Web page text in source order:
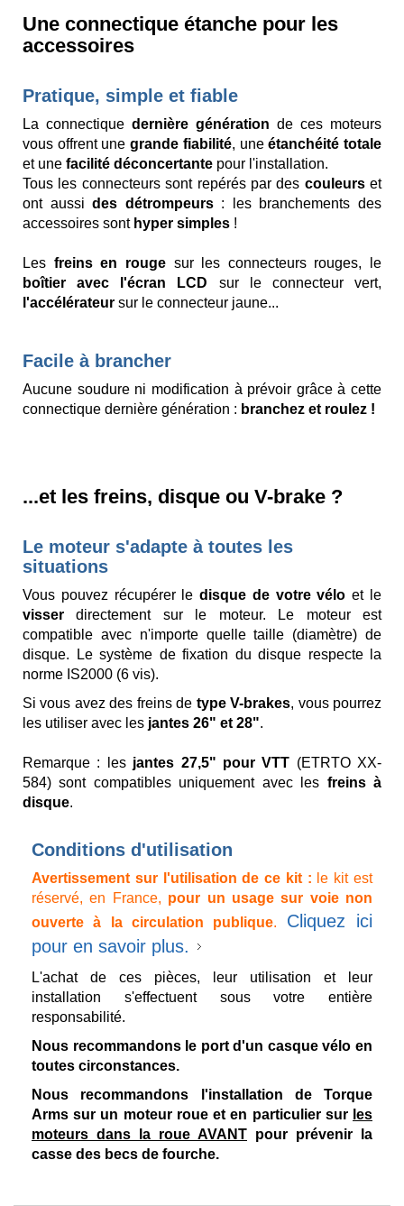
Une connectique étanche pour les
accessoires
Pratique, simple et fiable
La connectique dernière génération de ces moteurs
vous offrent unegrande fiabilité, uneétanchéité totale
et une facilité déconcertante pour l'installation.
Tous les connecteurs sont repérés par des couleurset
ont aussides détrompeurs: les branchements des
accessoires sont hyper simples !
Les freins en rougesur les connecteurs rouges, le
boîtier avec l'écran LCD sur le connecteur vert,
l'accélérateur sur le connecteur jaune...
Facile à brancher
Aucune soudure ni modification à prévoir grâce à cette
connectique dernière génération : branchez et roulez !
...et les freins, disque ou V-brake ?
Le moteur s'adapte à toutes les
situations
Vous pouvez récupérer ledisque de votre vélo et le
visser directement sur le moteur. Le moteur est
compatible avec n'importe quelle taille (diamètre) de
disque. Le système de fixation du disque respecte la
norme IS2000 (6 vis).
Si vous avez des freins de type V-brakes, vous pourrez
les utiliser avec les jantes 26" et 28".
Remarque : les jantes 27,5" pour VTT (ETRTO XX-
584) sont compatibles uniquement avec les freins à
disque.
Conditions d'utilisation
Avertissement sur l'utilisation de ce kit : le kit est
réservé, en France, pour un usage sur voie non
ouverte à la circulation publique. Cliquez ici
pour en savoir plus.
L'achat de ces pièces, leur utilisation et leur
installation s'effectuent sous votre entière
responsabilité.
Nous recommandons le port d'un casque vélo en
toutes circonstances.
Nous recommandons l'installation de Torque
Arms sur un moteur roue et en particulier sur les
moteurs dans la roue AVANT pour prévenir la
casse des becs de fourche.